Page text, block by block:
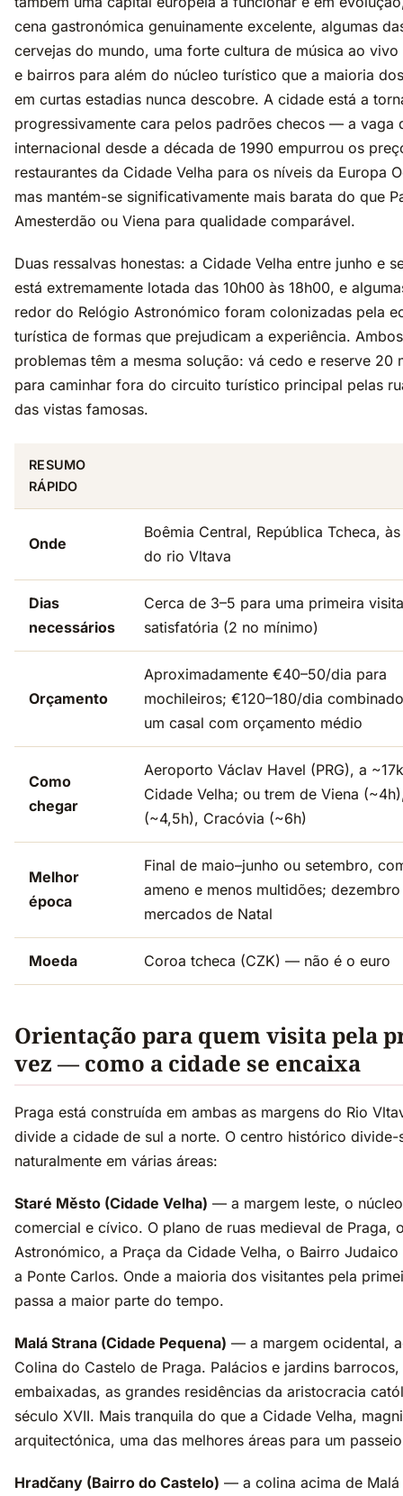
cena gastronómica genuinamente excelente, algumas
cervejas do mundo, uma forte cultura de música ao vivo
e bairros para além do núcleo turístico que a maioria
em curtas estadias nunca descobre. A cidade está a
progressivamente cara pelos padrões checos — a vaga
internacional desde a década de 1990 empurrou os
restaurantes da Cidade Velha para os níveis da Europa
mas mantém-se significativamente mais barata do que
Amesterdão ou Viena para qualidade comparável.
Duas ressalvas honestas: a Cidade Velha entre junho e
está extremamente lotada das 10h00 às 18h00, e
redor do Relógio Astronómico foram colonizadas pela
turística de formas que prejudicam a experiência.
problemas têm a mesma solução: vá cedo e reserve 20
para caminhar fora do circuito turístico principal pelas
das vistas famosas.
RESUMO
RÁPIDO
Onde
Boêmia Central, República Tcheca,
do rio Vltava
Dias
necessários
Cerca de 3–5 para uma primeira visita
satisfatória (2 no mínimo)
Orçamento
Aproximadamente €40–50/dia para
mochileiros; €120–180/dia
um casal com orçamento médio
Como
chegar
Aeroporto Václav Havel (PRG), a
Cidade Velha; ou trem de Viena
(~4,5h), Cracóvia (~6h)
Melhor
época
Final de maio–junho ou setembro,
ameno e menos multidões;
mercados de Natal
Moeda Coroa tcheca (CZK) — não é o euro
Orientação para quem visita pela
vez — como a cidade se encaixa
Praga está construída em ambas as margens do Rio
divide a cidade de sul a norte. O centro histórico divide-
naturalmente em várias áreas:
Staré Město (Cidade Velha) — a margem leste, o
comercial e cívico. O plano de ruas medieval de Praga,
Astronómico, a Praça da Cidade Velha, o Bairro
a Ponte Carlos. Onde a maioria dos visitantes pela
passa a maior parte do tempo.
Malá Strana (Cidade Pequena) — a margem ocidental,
Colina do Castelo de Praga. Palácios e jardins barrocos,
embaixadas, as grandes residências da aristocracia
século XVII. Mais tranquila do que a Cidade Velha,
arquitectónica, uma das melhores áreas para um
Hradčany (Bairro do Castelo) — a colina acima de Malá